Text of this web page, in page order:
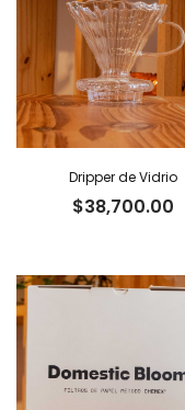
Dripper de Vidrio
$38,700.00